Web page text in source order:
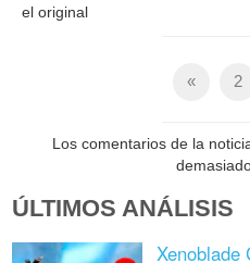
el original
« 2
Los comentarios de la
ÚLTIMOS ANÁLISIS
Xenoblade